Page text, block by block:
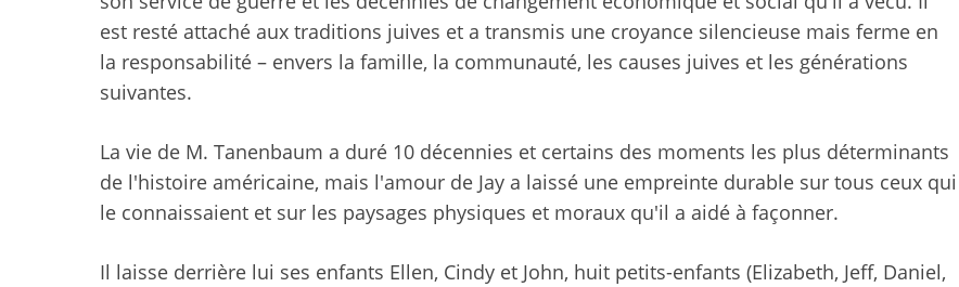
est resté attaché aux traditions juives et a transmis une croyance silencieuse mais ferme en
la responsabilité – envers la famille, la communauté, les causes juives et les générations
suivantes.
La vie de M. Tanenbaum a duré 10 décennies et certains des moments les plus déterminants
de l'histoire américaine, mais l'amour de Jay a laissé une empreinte durable sur tous ceux qui
le connaissaient et sur les paysages physiques et moraux qu'il a aidé à façonner.
Il laisse derrière lui ses enfants Ellen, Cindy et John, huit petits-enfants (Elizabeth, Jeff, Daniel,